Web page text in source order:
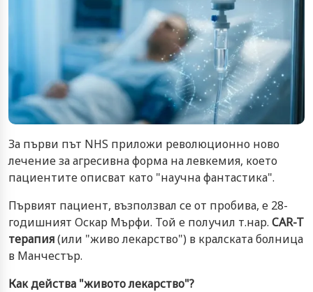
За първи път NHS приложи революционно ново
лечение за агресивна форма на левкемия, което
пациентите описват като "научна фантастика".
Първият пациент, възползвал се от пробива, е 28-
годишният Оскар Мърфи. Той е получил т.нар. CAR-T
терапия(или "живо лекарство") в кралската болница
в Манчестър.
Как действа "живото лекарство"?